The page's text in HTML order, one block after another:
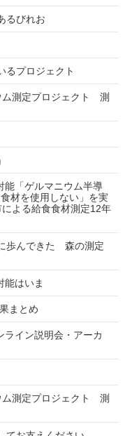
るびれお
るプロジェクト
ム測定プロジェクト 測
能「ゲルマニウム半導
材を使用しない」を実
よる給食食材測定12年
歩んできた 森の測定
はいま
まとめ
イン説明会・アーカ
ム測定プロジェクト 測